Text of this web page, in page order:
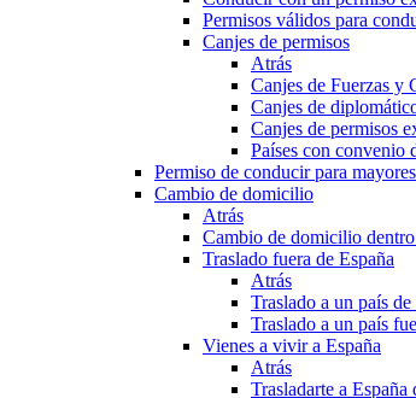
Permisos válidos para
Canjes de permisos
Atrás
Canjes de Fuerzas y
Canjes de
Canjes de permisos
Países con convenio
Permiso de conducir para
Cambio de domicilio
Atrás
Cambio de domicilio dentro
Traslado fuera de España
Atrás
Traslado a un país
Traslado a un país
Vienes a vivir a España
Atrás
Trasladarte a